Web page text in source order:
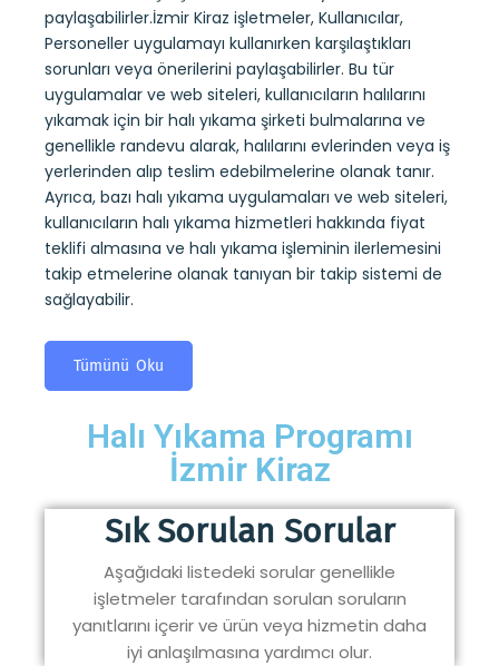
paylaşabilirler.İzmir Kiraz işletmeler, Kullanıcılar,
Personeller uygulamayı kullanırken karşılaştıkları
sorunları veya önerilerini paylaşabilirler. Bu tür
uygulamalar ve web siteleri, kullanıcıların halılarını
yıkamak için bir halı yıkama şirketi bulmalarına ve
genellikle randevu alarak, halılarını evlerinden veya iş
yerlerinden alıp teslim edebilmelerine olanak tanır.
Ayrıca, bazı halı yıkama uygulamaları ve web siteleri,
kullanıcıların halı yıkama hizmetleri hakkında fiyat
teklifi almasına ve halı yıkama işleminin ilerlemesini
takip etmelerine olanak tanıyan bir takip sistemi de
sağlayabilir.
Tümünü Oku
Halı Yıkama Programı
İzmir Kiraz
Sık Sorulan Sorular
Aşağıdaki listedeki sorular genellikle
işletmeler tarafından sorulan soruların
yanıtlarını içerir ve ürün veya hizmetin daha
iyi anlaşılmasına yardımcı olur.